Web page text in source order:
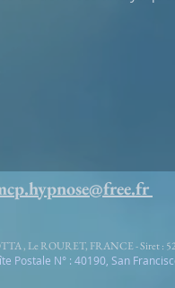
, Le ROURET, FRANCE - Siret :
Postale N° : 40190, San